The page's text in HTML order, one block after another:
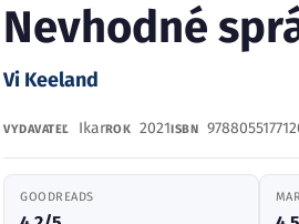
Nevhodné
Vi Keeland
VYDAVATEĽ IkarROK 2021ISBN
GOODREADS